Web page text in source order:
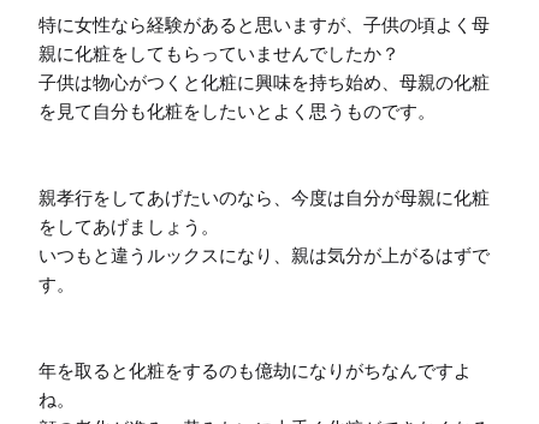
特に女性なら経験があると思いますが、子供の頃よく母
親に化粧をしてもらっていませんでしたか？
子供は物心がつくと化粧に興味を持ち始め、母親の化粧
を見て自分も化粧をしたいとよく思うものです。
親孝行をしてあげたいのなら、今度は自分が母親に化粧
をしてあげましょう。
いつもと違うルックスになり、親は気分が上がるはずで
す。
年を取ると化粧をするのも億劫になりがちなんですよ
ね。